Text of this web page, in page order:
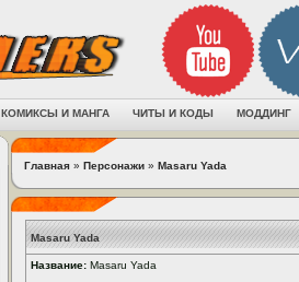
КОМИКСЫ И МАНГА ЧИТЫ И КОДЫ МОДДИНГ
Главная » Персонажи » Masaru Yada
Masaru Yada
Название: Masaru Yada